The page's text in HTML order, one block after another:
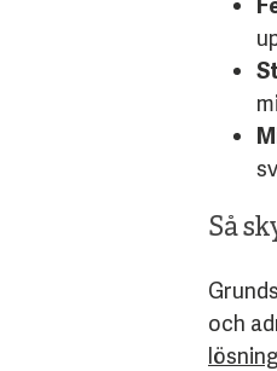
Så
och
lösning